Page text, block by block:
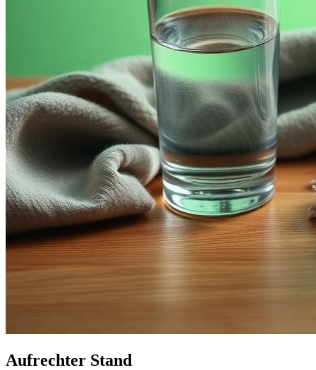
Aufrechter Stand